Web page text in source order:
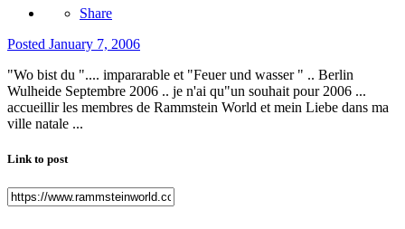
Share
Posted January 7, 2006
"Wo bist du ".... impararable et "Feuer und wasser " .. Berlin
Wulheide Septembre 2006 .. je n'ai qu"un souhait pour 2006 ...
accueillir les membres de Rammstein World et mein Liebe dans ma
ville natale ...
Link to post